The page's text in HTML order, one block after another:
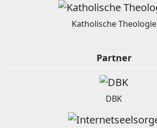
Katholische Theologie
Partner
DBK